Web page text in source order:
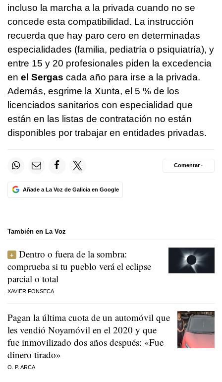
incluso la marcha a la privada cuando no se
concede esta compatibilidad. La instrucción
recuerda que hay paro cero en determinadas
especialidades (familia, pediatría o psiquiatría), y
entre 15 y 20 profesionales piden la excedencia
en el Sergas cada año para irse a la privada.
Además, esgrime la Xunta, el 5 % de los
licenciados sanitarios con especialidad que
están en las listas de contratación no están
disponibles por trabajar en entidades privadas.
Añade a La Voz de Galicia en Google
Comentar ·
También en La Voz
Dentro o fuera de la sombra:
comprueba si tu pueblo verá el eclipse
parcial o total
XAVIER FONSECA
Pagan la última cuota de un automóvil que
les vendió Noyamóvil en el 2020 y que
fue inmovilizado dos años después: «Fue
dinero tirado»
O. P. ARCA